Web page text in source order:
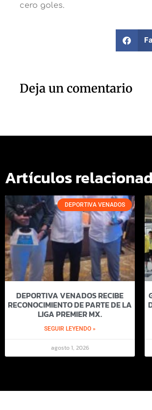
cero goles.
Deja un comentario
Artículos
DEPORTIVA VENADOS
DEPORTIVA VENADOS RECIBE
RECONOCIMIENTO DE PARTE DE LA
LIGA PREMIER MX.
SEGUIR LEYENDO »
agosto 1, 2026